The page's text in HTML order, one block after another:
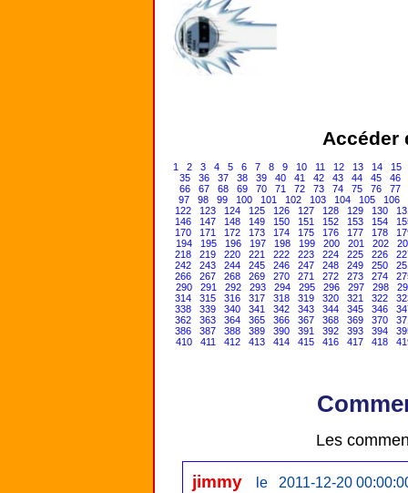
Accéder
1 2 3 4 5 6 7 8 9 10 11 12 13 14
15
35
36 37 38 39 40 41 42 43 44 45
46
66
67 68 69 70 71 72 73 74 75 76
77
97
98 99 100 101 102 103 104 105
106
122
123 124 125 126 127 128 129 130
146
147 148 149 150 151 152 153 154
170
171 172 173 174 175 176 177 178
194
195 196 197 198 199 200 201 202
218
219 220 221 222 223 224 225 226
242
243 244 245 246 247 248 249 250
266
267 268 269 270 271 272 273 274
290
291 292 293 294 295 296 297 298
314
315 316 317 318 319 320 321 322
338
339 340 341 342 343 344 345 346
362
363 364 365 366 367 368 369 370
386
387 388 389 390 391 392 393 394
410
411 412 413 414 415 416 417 418
Les
jimmy le 2011-12-20